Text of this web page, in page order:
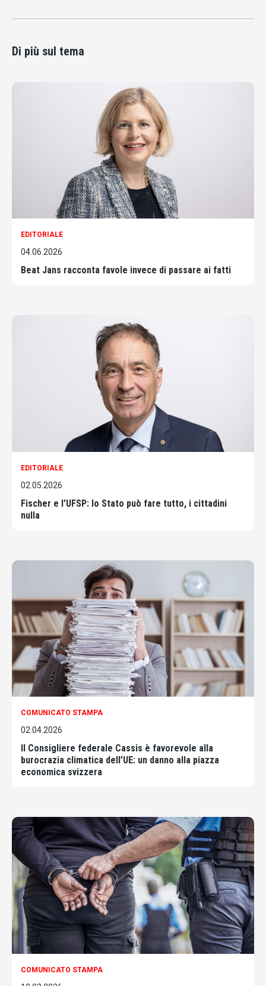
Di più sul tema
EDITORIALE
04.06.2026
Beat Jans racconta favole invece di passare ai fatti
EDITORIALE
02.05.2026
Fischer e l’UFSP: lo Stato può fare tutto, i cittadini
nulla
COMUNICATO STAMPA
02.04.2026
Il Consigliere federale Cassis è favorevole alla
burocrazia climatica dell’UE: un danno alla piazza
economica svizzera
COMUNICATO STAMPA